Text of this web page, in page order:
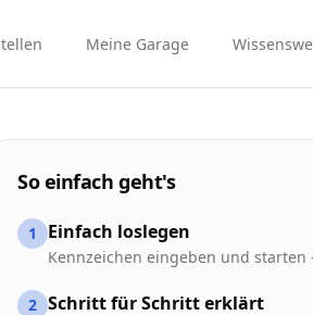
Meine Garage
So einfach geht's
1 Einfach loslegen
Kennzeichen eingeben und starten
2 Schritt für Schritt erklärt